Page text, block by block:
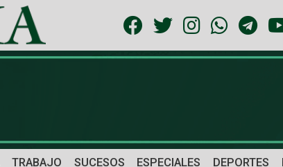
TRABAJO SUCESOS ESPECIALES DEPORTES